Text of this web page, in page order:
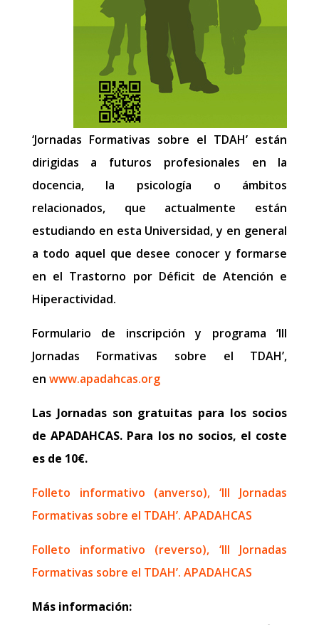
‘Jornadas Formativas sobre el TDAH’ están
dirigidas a futuros profesionales en la
docencia, la psicología o ámbitos
relacionados, que actualmente están
estudiando en esta Universidad, y en general
a todo aquel que desee conocer y formarse
en el Trastorno por Déficit de Atención e
Hiperactividad.
Formulario de inscripción y programa ‘III
Jornadas Formativas sobre el TDAH’,
en www.apadahcas.org
Las Jornadas son gratuitas para los socios
de APADAHCAS. Para los no socios, el coste
es de 10€.
Folleto informativo (anverso), ‘III Jornadas
Formativas sobre el TDAH’. APADAHCAS
Folleto informativo (reverso), ‘III Jornadas
Formativas sobre el TDAH’. APADAHCAS
Más información: